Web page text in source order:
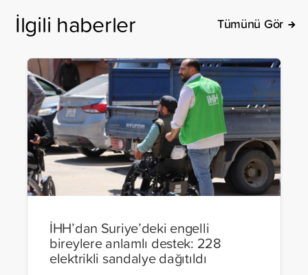
İlgili haberler Tümünü Gör
İHH’dan Suriye’deki engelli
bireylere anlamlı destek: 228
elektrikli sandalye dağıtıldı